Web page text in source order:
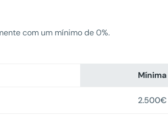
com um mínimo de 0%.
Mínima
2.500€